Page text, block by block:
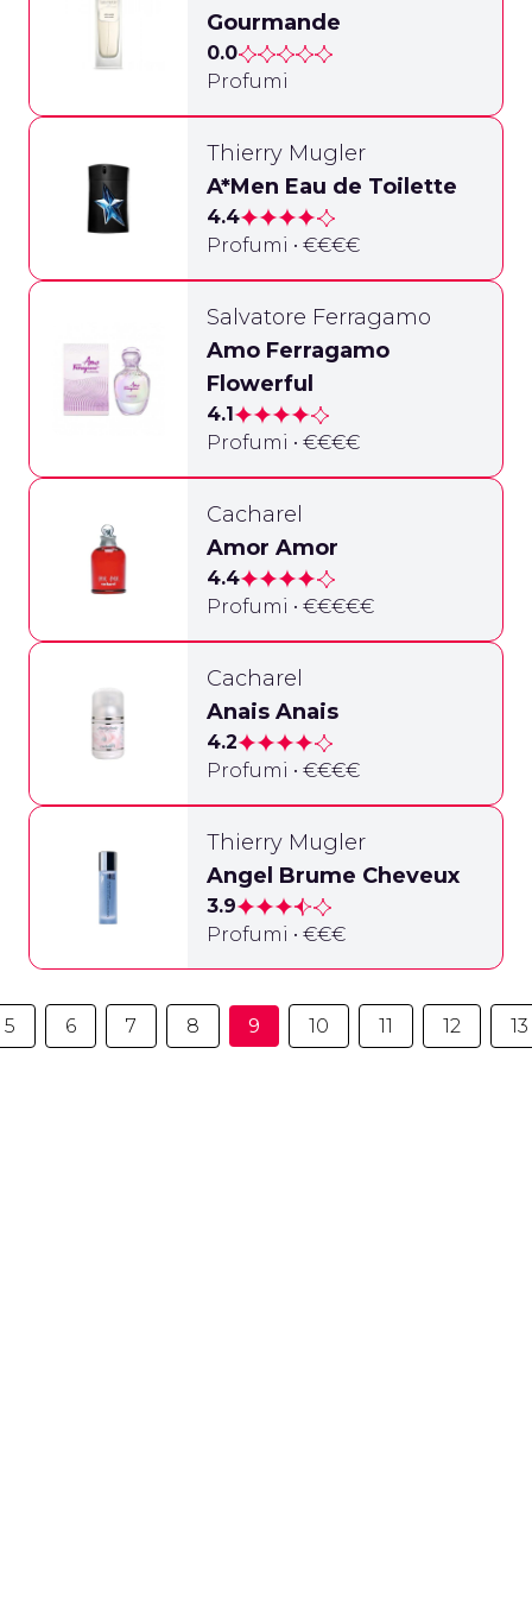
Gourmande
0.0
Profumi
Thierry Mugler
A*Men Eau de Toilette
4.4
Profumi • €€€€
Salvatore Ferragamo
Amo Ferragamo
Flowerful
4.1
Profumi • €€€€
Cacharel
Amor Amor
4.4
Profumi • €€€€€
Cacharel
Anais Anais
4.2
Profumi • €€€€
Thierry Mugler
Angel Brume Cheveux
3.9
Profumi • €€€
5 6 7 8 9 10 11 12 13